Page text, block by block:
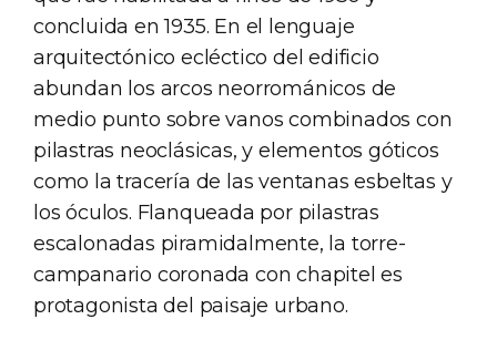
concluida en 1935. En el lenguaje
arquitectónico ecléctico del edificio
abundan los arcos neorrománicos de
medio punto sobre vanos combinados con
pilastras neoclásicas, y elementos góticos
como la tracería de las ventanas esbeltas y
los óculos. Flanqueada por pilastras
escalonadas piramidalmente, la torre-
campanario coronada con chapitel es
protagonista del paisaje urbano.